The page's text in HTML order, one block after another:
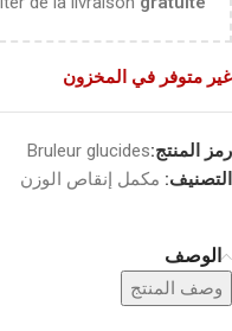
غير متوفر في المخزون
رمز المنتج:Bruleur glucides
التصنيف: مكمل إنقاص الوزن
الوصف
وصف المنتج